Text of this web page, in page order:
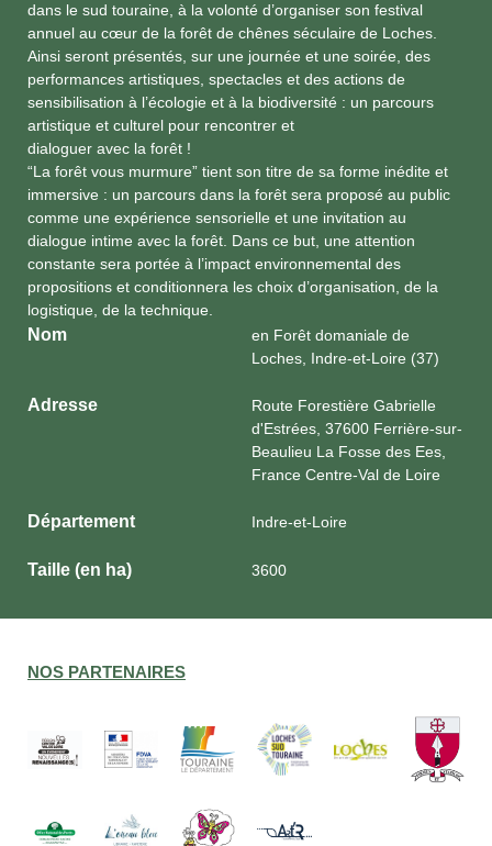
dans le sud touraine, à la volonté d’organiser son festival
annuel au cœur de la forêt de chênes séculaire de Loches.
Ainsi seront présentés, sur une journée et une soirée, des
performances artistiques, spectacles et des actions de
sensibilisation à l’écologie et à la biodiversité : un parcours
artistique et culturel pour rencontrer et
dialoguer avec la forêt !
“La forêt vous murmure” tient son titre de sa forme inédite et
immersive : un parcours dans la forêt sera proposé au public
comme une expérience sensorielle et une invitation au
dialogue intime avec la forêt. Dans ce but, une attention
constante sera portée à l’impact environnemental des
propositions et conditionnera les choix d’organisation, de la
logistique, de la technique.
Nom
en Forêt domaniale de
Loches, Indre-et-Loire (37)
Adresse
Route Forestière Gabrielle
d'Estrées, 37600 Ferrière-sur-
Beaulieu La Fosse des Ees,
France Centre-Val de Loire
Département Indre-et-Loire
Taille (en ha) 3600
NOS PARTENAIRES